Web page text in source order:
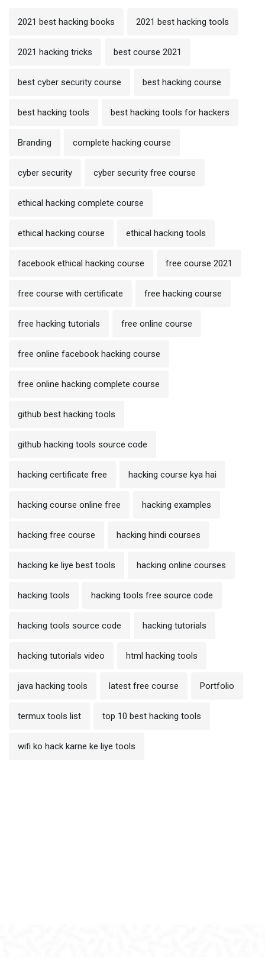
2021 best hacking books 2021 best hacking tools
2021 hacking tricks best course 2021
best cyber security course best hacking course
best hacking tools best hacking tools for hackers
Branding complete hacking course
cyber security cyber security free course
ethical hacking complete course
ethical hacking course ethical hacking tools
facebook ethical hacking course free course 2021
free course with certificate free hacking course
free hacking tutorials free online course
free online facebook hacking course
free online hacking complete course
github best hacking tools
github hacking tools source code
hacking certificate free hacking course kya hai
hacking course online free hacking examples
hacking free course hacking hindi courses
hacking ke liye best tools hacking online courses
hacking tools hacking tools free source code
hacking tools source code hacking tutorials
hacking tutorials video html hacking tools
java hacking tools latest free course Portfolio
termux tools list top 10 best hacking tools
wifi ko hack karne ke liye tools